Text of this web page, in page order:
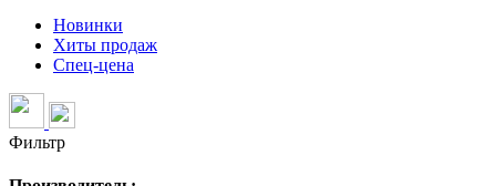
Новинки
Хиты продаж
Спец-цена
Фильтр